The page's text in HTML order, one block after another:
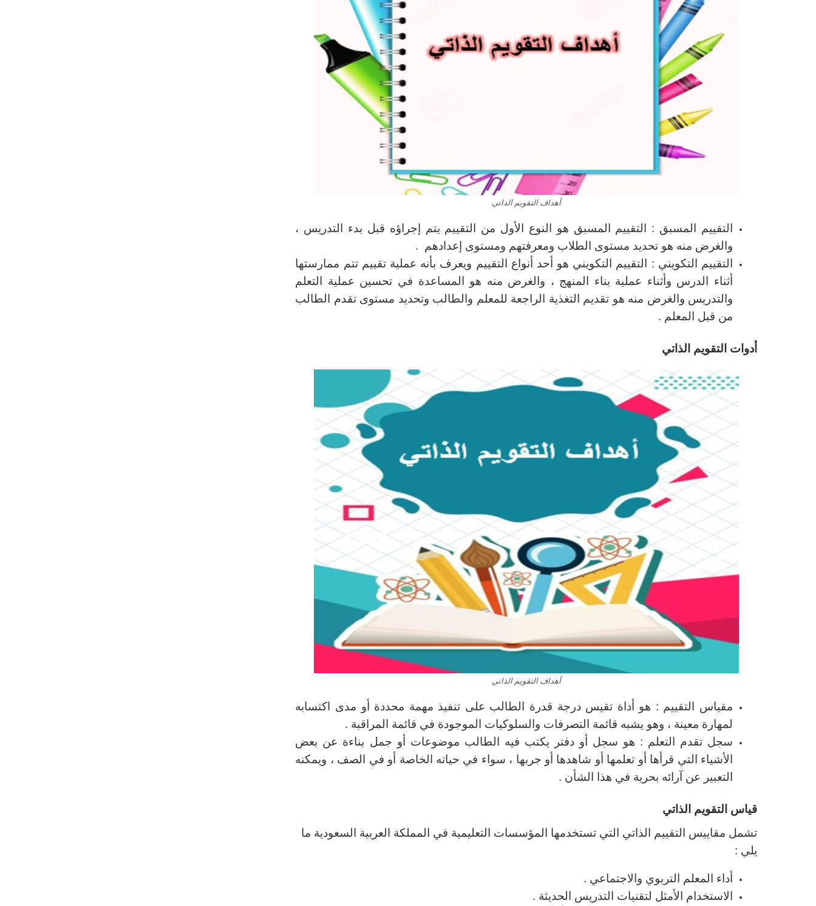
أهداف التقويم الذاتي
التقييم المسبق : التقييم المسبق هو النوع الأول من التقييم يتم إجراؤه قبل بدء التدريس ،
والغرض منه هو تحديد مستوى الطلاب ومعرفتهم ومستوى إعدادهم .
التقييم التكويني : التقييم التكويني هو أحد أنواع التقييم ويعرف بأنه عملية تقييم تتم ممارستها
أثناء الدرس وأثناء عملية بناء المنهج ، والغرض منه هو المساعدة في تحسين عملية التعلم
والتدريس والغرض منه هو تقديم التغذية الراجعة للمعلم والطالب وتحديد مستوى تقدم الطالب
من قبل المعلم .
أدوات التقويم الذاتي
أهداف التقويم الذاتي
مقياس التقييم : هو أداة تقيس درجة قدرة الطالب على تنفيذ مهمة محددة أو مدى اكتسابه
لمهارة معينة ، وهو يشبه قائمة التصرفات والسلوكيات الموجودة في قائمة المراقبة .
سجل تقدم التعلم : هو سجل أو دفتر يكتب فيه الطالب موضوعات أو جمل بناءة عن بعض
الأشياء التي قرأها أو تعلمها أو شاهدها أو جربها ، سواء في حياته الخاصة أو في الصف ، ويمكنه
التعبير عن آرائه بحرية في هذا الشأن .
قياس التقويم الذاتي
تشمل مقاييس التقييم الذاتي التي تستخدمها المؤسسات التعليمية في المملكة العربية السعودية ما
يلي :
أداء المعلم التربوي والاجتماعي .
الاستخدام الأمثل لتقنيات التدريس الحديثة .